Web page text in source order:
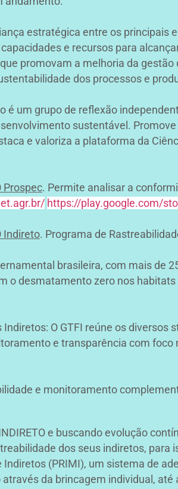
estratégica entre os principais
e recursos para
promovam a melhoria da
dos processos e
é um grupo de reflexão
sustentável.
e valoriza a plataforma da
Prospec. Permite analisar a
https://play.google.com/
Indireto. Programa de
brasileira, com mais de
o desmatamento zero nos
O GTFI reúne os diversos
e transparência com
e monitoramento
e buscando evolução
dos seus indiretos, para
(PRIMI), um sistema de
da brincagem individual, até